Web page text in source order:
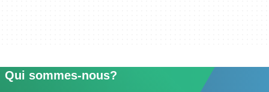
Qui sommes-nous?